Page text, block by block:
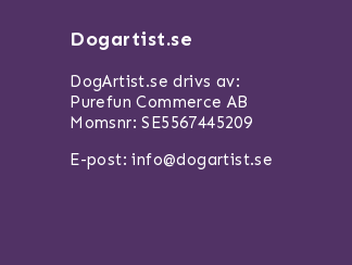
Dogartist.se
DogArtist.se drivs av:
Purefun Commerce AB
Momsnr: SE5567445209
E-post:info@dogartist.se